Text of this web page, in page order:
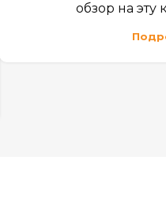
обзор на эту